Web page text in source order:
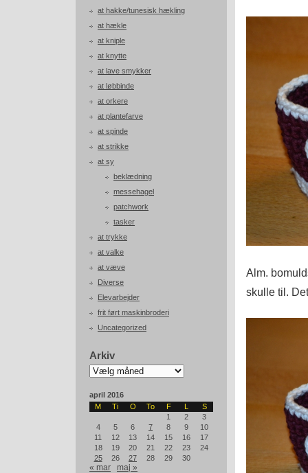
at hakke/tunesisk hækling
at hækle
at kniple
at knytte
at lave smykker
at løbbinde
at orkere
at plantefarve
at spinde
at strikke
at sy
beklædning
messehagel
patchwork
tasker
at trykke
at valke
at væve
Diverse
Elevarbejder
frit ført maskinbroderi
Uncategorized
Arkiv
Arkiv
april 2016
M
Ti O To F L
S
1
2
3
4
5 6 7 8 9
10
11
12 13 14 15 16
17
18
19 20 21 22 23
24
25
26 27 28 29 30
« mar maj »
Alm.
skulle til.